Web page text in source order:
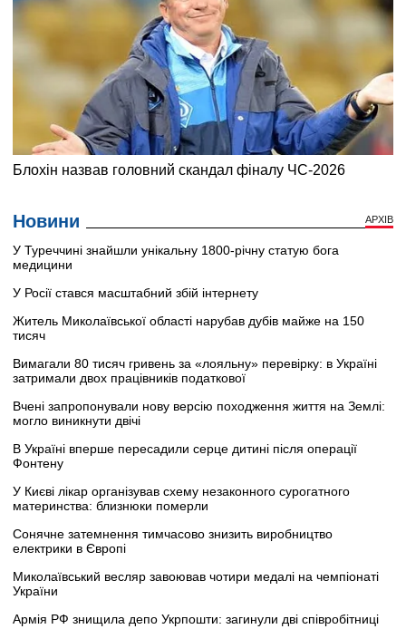
Новини АРХІВ
У Туреччині знайшли унікальну 1800-річну статую бога
медицини
У Росії стався масштабний збій інтернету
Житель Миколаївської області нарубав дубів майже на 150
тисяч
Вимагали 80 тисяч гривень за «лояльну» перевірку: в Україні
затримали двох працівників податкової
Вчені запропонували нову версію походження життя на Землі:
могло виникнути двічі
В Україні вперше пересадили серце дитині після операції
Фонтену
У Києві лікар організував схему незаконного сурогатного
материнства: близнюки померли
Сонячне затемнення тимчасово знизить виробництво
електрики в Європі
Миколаївський весляр завоював чотири медалі на чемпіонаті
України
Армія РФ знищила депо Укрпошти: загинули дві співробітниці